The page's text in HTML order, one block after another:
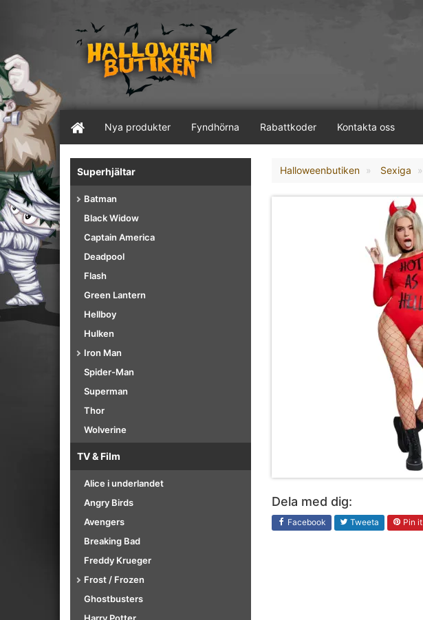
Nya produkter Fyndhörna Rabattkoder Kontakta oss
Superhjältar
Batman
Black Widow
Captain America
Deadpool
Flash
Green Lantern
Hellboy
Hulken
Iron Man
Spider-Man
Superman
Thor
Wolverine
TV & Film
Alice i underlandet
Angry Birds
Avengers
Breaking Bad
Freddy Krueger
Frost / Frozen
Ghostbusters
Halloweenbutiken Sexiga
Dela med dig:
Facebook Tweeta Pin it